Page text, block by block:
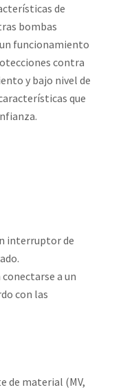
de
bombas
funcionamiento
contra
y bajo nivel de
que
interruptor de
a un
con las
de material (MV,